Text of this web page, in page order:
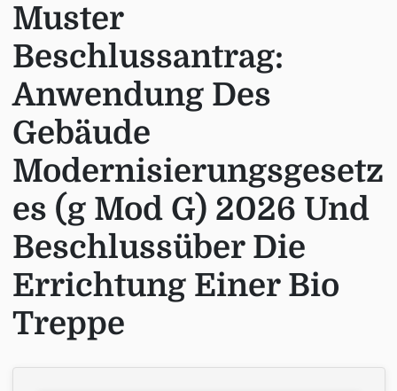
Muster
Beschlussantrag:
Anwendung Des
Gebäude
Modernisierungsgesetz
es (g Mod G) 2026 Und
Beschlussüber Die
Errichtung Einer Bio
Treppe